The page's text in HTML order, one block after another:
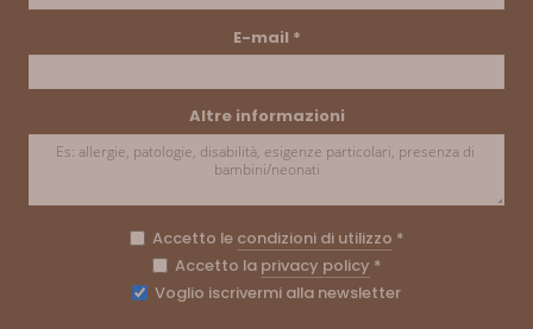
E-mail *
Altre informazioni
Accetto le condizioni di utilizzo *
Accetto la privacy policy *
Voglio iscrivermi alla newsletter